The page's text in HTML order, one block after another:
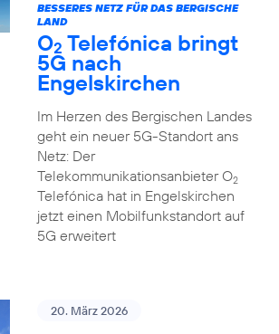
BESSERES NETZ FÜR DAS BERGISCHE
LAND
O2 Telefónica bringt
5G nach
Engelskirchen
Im Herzen des Bergischen Landes
geht ein neuer 5G-Standort ans
Netz: Der
Telekommunikationsanbieter O2
Telefónica hat in Engelskirchen
jetzt einen Mobilfunkstandort auf
5G erweitert
20. März 2026